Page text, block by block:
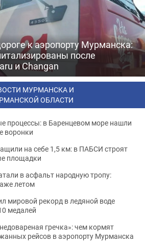
к аэропорту Мурманска:
после
и Changan
МУРМАНСКА И
ОБЛАСТИ
процессы: в Баренцевом море нашли
воронки
на себе 1,5 км: в ПАБСИ строят
площадки
в асфальт народную тропу:
летом
мировой рекорд в ледяной воде
медалей
гречка»: чем кормят
рейсов в аэропорту Мурманска